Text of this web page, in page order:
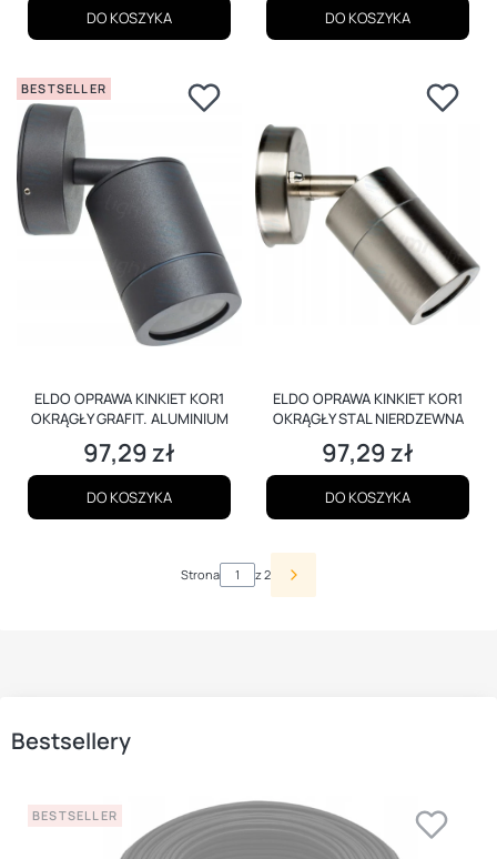
DO KOSZYKA DO KOSZYKA
BESTSELLER
ELDO OPRAWA KINKIET KOR1
OKRĄGŁY GRAFIT. ALUMINIUM
Cena
97,29 zł
DO KOSZYKA
ELDO OPRAWA KINKIET KOR1
OKRĄGŁY STAL NIERDZEWNA
Cena
97,29 zł
DO KOSZYKA
Strona z 2
Bestsellery
BESTSELLER